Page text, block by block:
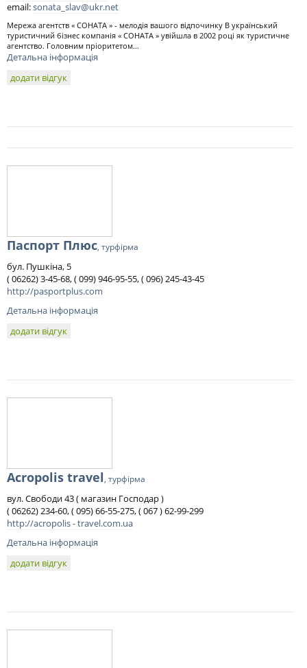
email:sonata_slav@ukr.net
Мережа агентств « СОНАТА » - мелодія вашого відпочинку В український
туристичний бізнес компанія « СОНАТА » увійшла в 2002 році як туристичне
агентство. Головним пріоритетом...
Детальна інформація
додати відгук
Паспорт Плюс, турфірма
бул. Пушкіна, 5
( 06262) 3-45-68, ( 099) 946-95-55, ( 096) 245-43-45
http://pasportplus.com
Детальна інформація
додати відгук
Acropolis travel, турфірма
вул. Свободи 43 ( магазин Господар )
( 06262) 234-60, ( 095) 66-55-275, ( 067 ) 62-99-299
http://acropolis - travel.com.ua
Детальна інформація
додати відгук